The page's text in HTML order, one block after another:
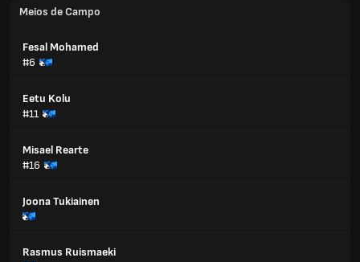
Meios de Campo
Fesal Mohamed
#6
Eetu Kolu
#11
Misael Rearte
#16
Joona Tukiainen
Rasmus Ruismaeki